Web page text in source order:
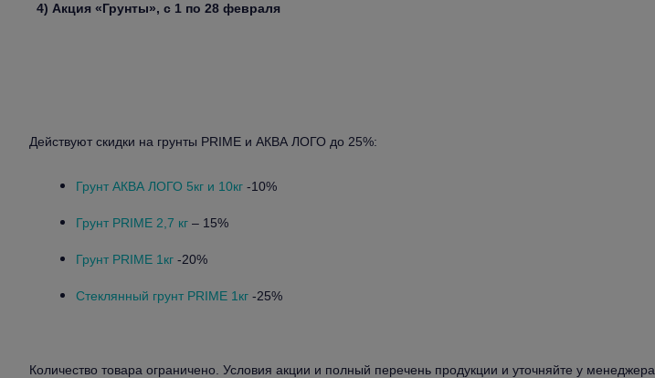
4) Акция «Грунты», с 1 по 28 февраля
Действуют скидки на грунты PRIME и АКВА ЛОГО до 25%:
Грунт АКВА ЛОГО 5кг и 10кг -10%
Грунт PRIME 2,7 кг – 15%
Грунт PRIME 1кг -20%
Стеклянный грунт PRIME 1кг -25%
Количество товара ограничено. Условия акции и полный перечень продукции и уточняйте у менеджера.